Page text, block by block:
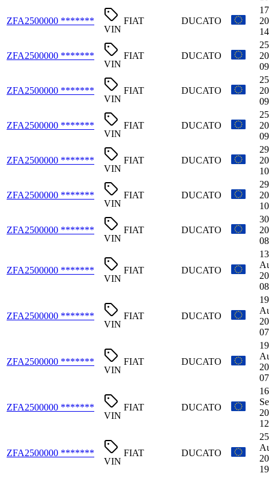
ZFA2500000 *******
VIN
FIAT DUCATO
ZFA2500000 *******
VIN
FIAT DUCATO
ZFA2500000 *******
VIN
FIAT DUCATO
ZFA2500000 *******
VIN
FIAT DUCATO
ZFA2500000 *******
VIN
FIAT DUCATO
ZFA2500000 *******
VIN
FIAT DUCATO
ZFA2500000 *******
VIN
FIAT DUCATO
ZFA2500000 *******
VIN
FIAT DUCATO
ZFA2500000 *******
VIN
FIAT DUCATO
ZFA2500000 *******
VIN
FIAT DUCATO
ZFA2500000 *******
VIN
FIAT DUCATO
ZFA2500000 *******
VIN
FIAT DUCATO